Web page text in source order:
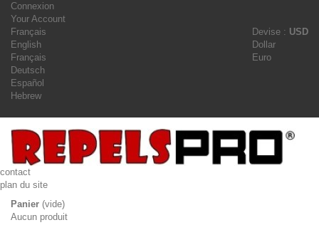
Connexion
Your Account
Devise : USD
Dollar
Euro
Français
English
Français
Deutsch
Español
Hebrew
contact
plan du site
Panier (vide)
Aucun produit